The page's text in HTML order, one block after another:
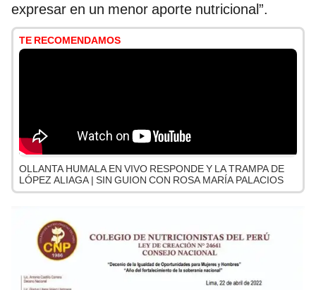
expresar en un menor aporte nutricional”.
TE RECOMENDAMOS
OLLANTA HUMALA EN VIVO RESPONDE Y LA TRAMPA DE
LÓPEZ ALIAGA | SIN GUION CON ROSA MARÍA PALACIOS